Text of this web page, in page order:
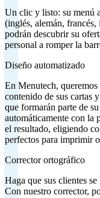
Un clic y listo: su menú
(inglés, alemán,
podrán descubrir su
personal a romper la
Diseño automatizado
En Menutech, queremos
contenido de sus cartas
que formarán parte de
automáticamente con la
el resultado, eligiendo
perfectos para imprimir
Corrector ortográfico
Haga que sus clientes
Con nuestro corrector,